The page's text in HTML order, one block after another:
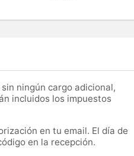
ningún cargo adicional,
incluidos los impuestos
en tu email. El día de
en la recepción.